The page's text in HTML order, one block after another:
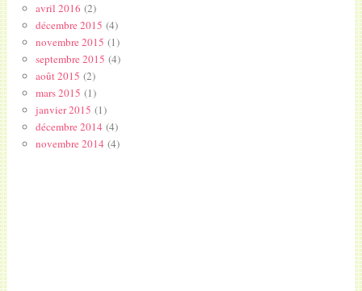
avril 2016 (2)
décembre 2015 (4)
novembre 2015 (1)
septembre 2015 (4)
août 2015 (2)
mars 2015 (1)
janvier 2015 (1)
décembre 2014(4)
novembre 2014(4)